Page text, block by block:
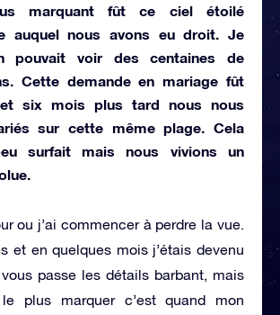
marquant fût ce ciel étoilé
auquel nous avons eu droit. Je
pouvait voir des centaines de
Cette demande en mariage fût
et six mois plus tard nous nous
sur cette même plage. Cela
surfait mais nous vivions un
ou j’ai commencer à perdre la vue.
et en quelques mois j’étais devenu
passe les détails barbant, mais
plus marquer c’est quand mon